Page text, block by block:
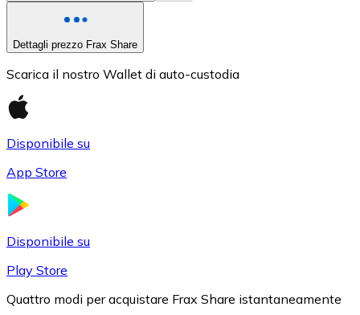
Dettagli prezzo Frax Share
Scarica il nostro Wallet di auto-custodia
Disponibile su
App Store
Disponibile su
Play Store
Quattro modi per acquistare Frax Share istantaneamente